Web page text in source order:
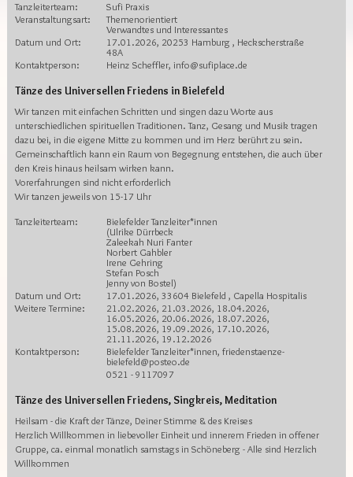
Tanzleiterteam:
Sufi Praxis
Veranstaltungsart:
Themenorientiert
Verwandtes und Interessantes
Datum und Ort:
17.01.2026, 20253 Hamburg , Heckscherstraße
48A
Kontaktperson:
Heinz Scheffler, info@sufiplace.de
Tänze des Universellen Friedens in Bielefeld
Wir tanzen mit einfachen Schritten und singen dazu Worte aus
unterschiedlichen spirituellen Traditionen. Tanz, Gesang und Musik tragen
dazu bei, in die eigene Mitte zu kommen und im Herz berührt zu sein.
Gemeinschaftlich kann ein Raum von Begegnung entstehen, die auch über
den Kreis hinaus heilsam wirken kann.
Vorerfahrungen sind nicht erforderlich
Wir tanzen jeweils von 15-17 Uhr
Tanzleiterteam:
Bielefelder Tanzleiter*innen
(Ulrike Dürrbeck
Zaleekah Nuri Fanter
Norbert Gahbler
Irene Gehring
Stefan Posch
Jenny von Bostel)
Datum und Ort:
17.01.2026, 33604 Bielefeld , Capella Hospitalis
Weitere Termine:
21.02.2026, 21.03.2026, 18.04.2026,
16.05.2026, 20.06.2026, 18.07.2026,
15.08.2026, 19.09.2026, 17.10.2026,
21.11.2026, 19.12.2026
Kontaktperson:
Bielefelder Tanzleiter*innen, friedenstaenze-
bielefeld@posteo.de
0521 - 9117097
Tänze des Universellen Friedens, Singkreis, Meditation
Heilsam - die Kraft der Tänze, Deiner Stimme & des Kreises
Herzlich Willkommen in liebevoller Einheit und innerem Frieden in offener
Gruppe, ca. einmal monatlich samstags in Schöneberg - Alle sind Herzlich
Willkommen